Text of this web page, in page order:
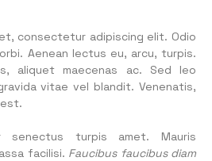
consectetur adipiscing elit. Odio
Aenean lectus eu, arcu, turpis.
aliquet maecenas ac. Sed leo
vitae vel blandit. Venenatis,
senectus turpis amet. Mauris
facilisi. Faucibus faucibus diam